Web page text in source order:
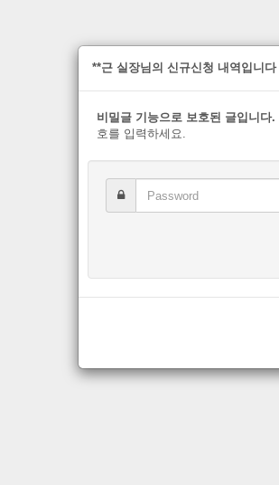
**근 실장님의 신규신청 내역입니다
비밀글 기능으로 보호된 글입니다.
호를 입력하세요.